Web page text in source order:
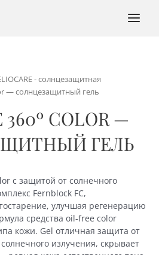
- солнцезащитная
— солнцезащитный гель
360º COLOR —
ГЕЛЬ
с защитой от солнечного
Fernblock FC,
улучшая регенерацию
средства oil-free color
кожи. Gel отличная защита от
излучения, скрывает